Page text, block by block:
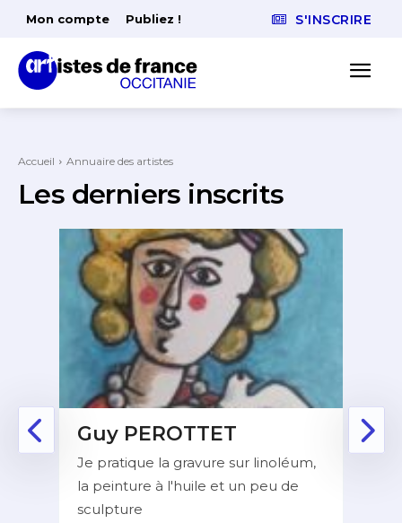
Mon compte Publiez ! S'INSCRIRE
Accueil Annuaire des artistes
Les derniers inscrits
Guy PEROTTET
Je pratique la gravure sur linoléum,
la peinture à l'huile et un peu de
sculpture